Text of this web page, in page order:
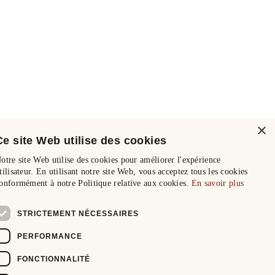
×
site Web utilise des cookies
site Web utilise des cookies pour améliorer l'expérience
En utilisant notre site Web, vous acceptez tous les cookies
à notre Politique relative aux cookies. En savoir plus
STRICTEMENT NÉCESSAIRES
PERFORMANCE
FONCTIONNALITÉ